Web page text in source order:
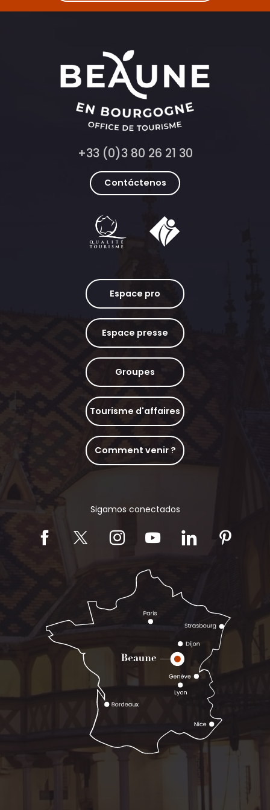
+33 (0)3 80 26 21 30
Contáctenos
Espace pro
Espace presse
Groupes
Tourisme d'affaires
Comment venir ?
Sigamos conectados